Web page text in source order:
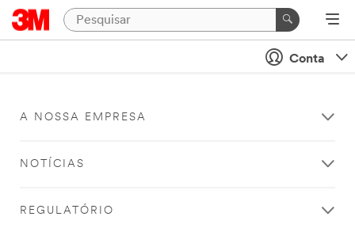
Conta
A NOSSA EMPRESA
NOTÍCIAS
REGULATÓRIO